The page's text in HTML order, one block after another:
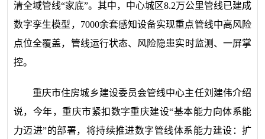
清全域管线“家底”。其中，中心城区8.2万公里管线已建成
数字孪生模型，7000余套感知设备实现重点管线中高风险
点位全覆盖，管线运行状态、风险隐患实时监测、一屏掌
控。
重庆市住房城乡建设委员会管线中心主任刘建伟介绍
说，今年，重庆市紧扣数字重庆建设“基本能力向体系能
力迈进”的部署，将持续推进数字管线体系能力建设：扩